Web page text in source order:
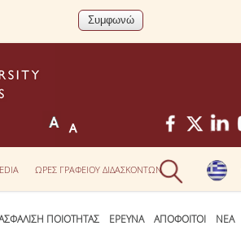
ΩΡΕΣ ΓΡΑΦΕΙΟΥ ΔΙΔΑΣΚΟΝΤΩΝ
ΠΟΙΟΤΗΤΑΣ ΕΡΕΥΝΑ ΑΠΟΦΟΙΤΟΙ ΝΕΑ